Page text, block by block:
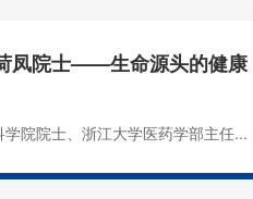
凤院士——生命源头的健康
院院士、浙江大学医药学部主任...